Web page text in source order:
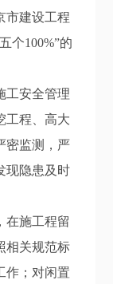
建设工程
个100%”的
安全管理
工程、高大
密监测，严
现隐患及时
施工程留
相关规范标
作；对闲置